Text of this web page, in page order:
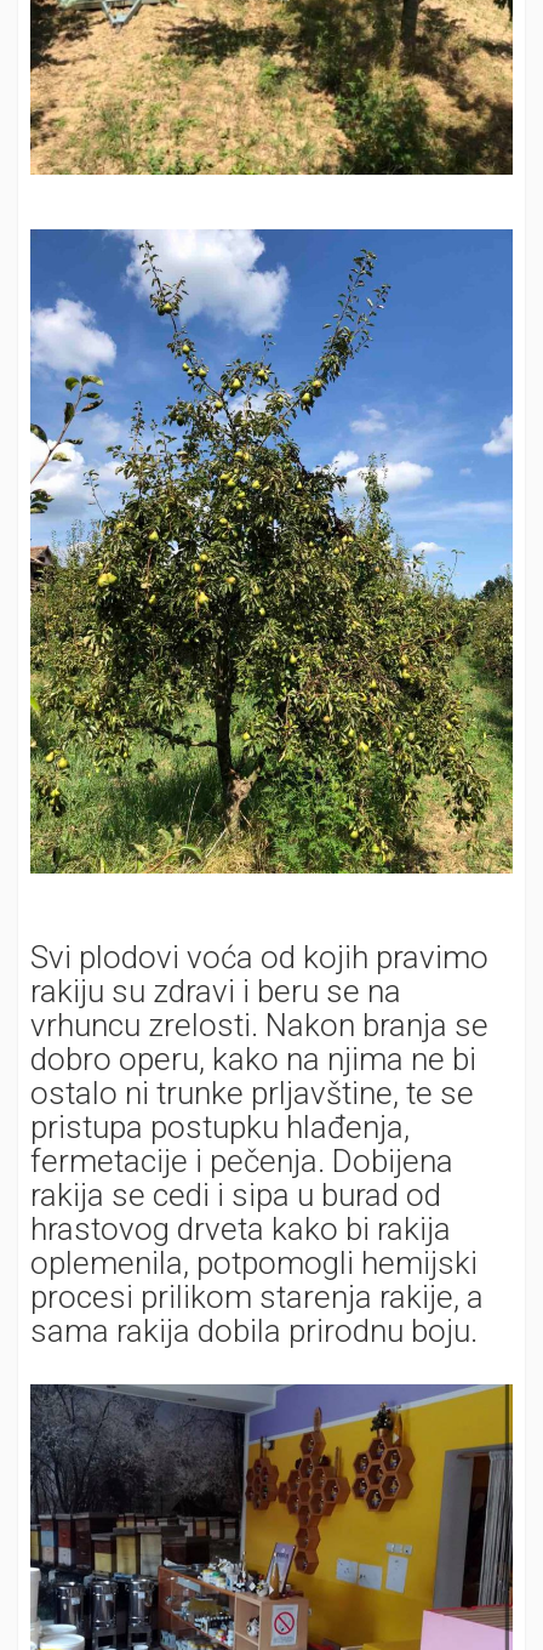
Svi plodovi voća od kojih pravimo
rakiju su zdravi i beru se na
vrhuncu zrelosti. Nakon branja se
dobro operu, kako na njima ne bi
ostalo ni trunke prljavštine, te se
pristupa postupku hlađenja,
fermetacije i pečenja. Dobijena
rakija se cedi i sipa u burad od
hrastovog drveta kako bi rakija
oplemenila, potpomogli hemijski
procesi prilikom starenja rakije, a
sama rakija dobila prirodnu boju.